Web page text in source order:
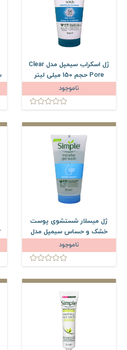
ژل اسکراب سیمپل مدل Clear
Pore حجم 150 میلی لیتر
ناموجود
ژل میسلار شستشوی پوست
خشک و حساس سیمپل مدل
لیتر
ناموجود